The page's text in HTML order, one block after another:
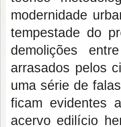
modernidade
tempestade do
demolições
arrasados pelos
uma série de
ficam evidentes
acervo edilício